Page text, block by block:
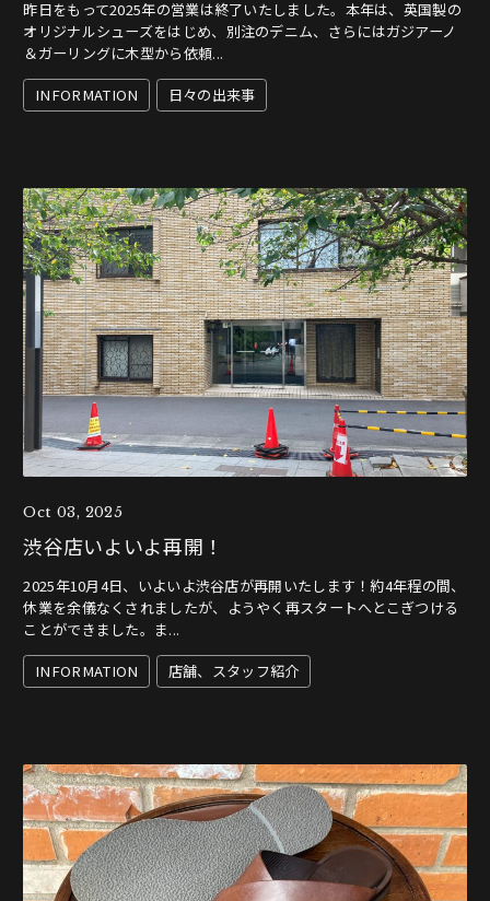
昨日をもって2025年の営業は終了いたしました。本年は、英国製の
オリジナルシューズをはじめ、別注のデニム、さらにはガジアーノ
＆ガーリングに木型から依頼...
INFORMATION 日々の出来事
Oct 03, 2025
渋谷店いよいよ再開！
2025年10月4日、いよいよ渋谷店が再開いたします！約4年程の間、
休業を余儀なくされましたが、ようやく再スタートへとこぎつける
ことができました。ま...
INFORMATION 店舗、スタッフ紹介